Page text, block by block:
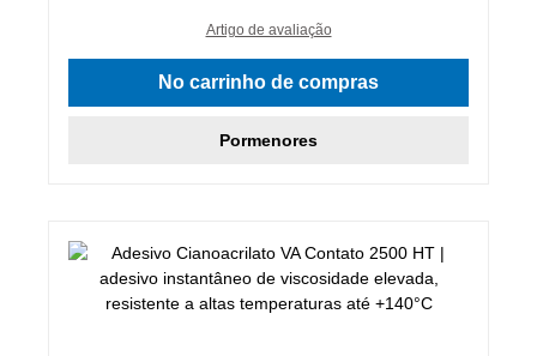
Artigo de avaliação
No carrinho de compras
Pormenores